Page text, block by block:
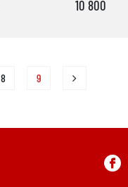
10 800
8 9